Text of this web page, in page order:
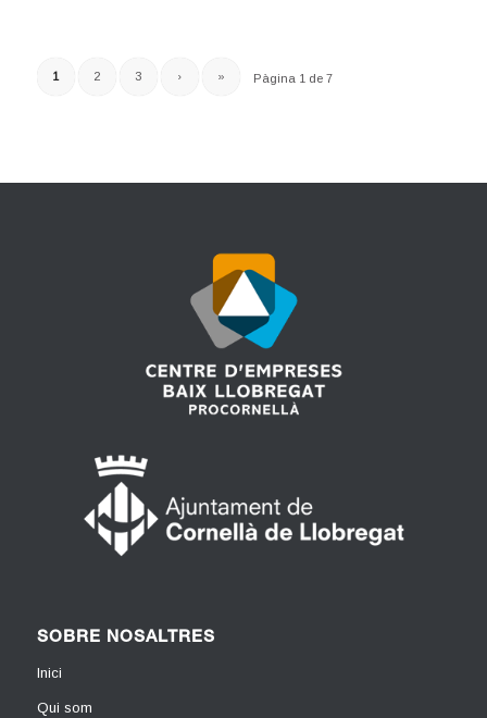
Pàgina 1 de 7
1 2 3 › »
SOBRE NOSALTRES
Inici
Qui som